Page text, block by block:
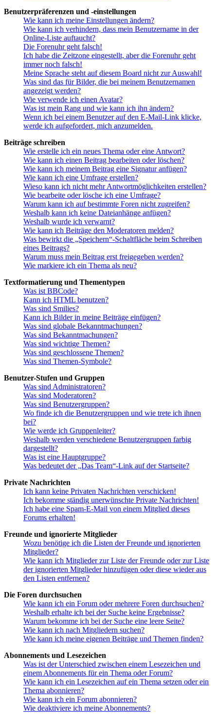
Benutzerpräferenzen und -einstellungen
Wie kann ich meine Einstellungen ändern?
Wie kann ich verhindern, dass mein Benutzername in der
Online-Liste auftaucht?
Die Forenuhr geht falsch!
Ich habe die Zeitzone eingestellt, aber die Forenuhr geht
immer noch falsch!
Meine Sprache steht auf diesem Board nicht zur Auswahl!
Was sind das für Bilder, die bei meinem Benutzernamen
angezeigt werden?
Wie verwende ich einen Avatar?
Was ist mein Rang und wie kann ich ihn ändern?
Wenn ich bei einem Benutzer auf den E-Mail-Link klicke,
werde ich aufgefordert, mich anzumelden.
Beiträge schreiben
Wie erstelle ich ein neues Thema oder eine Antwort?
Wie kann ich einen Beitrag bearbeiten oder löschen?
Wie kann ich meinem Beitrag eine Signatur anfügen?
Wie kann ich eine Umfrage erstellen?
Wieso kann ich nicht mehr Antwortmöglichkeiten erstellen?
Wie bearbeite oder lösche ich eine Umfrage?
Warum kann ich auf bestimmte Foren nicht zugreifen?
Weshalb kann ich keine Dateianhänge anfügen?
Weshalb wurde ich verwarnt?
Wie kann ich Beiträge den Moderatoren melden?
Was bewirkt die „Speichern“-Schaltfläche beim Schreiben
eines Beitrags?
Warum muss mein Beitrag erst freigegeben werden?
Wie markiere ich ein Thema als neu?
Textformatierung und Thementypen
Was ist BBCode?
Kann ich HTML benutzen?
Was sind Smilies?
Kann ich Bilder in meine Beiträge einfügen?
Was sind globale Bekanntmachungen?
Was sind Bekanntmachungen?
Was sind wichtige Themen?
Was sind geschlossene Themen?
Was sind Themen-Symbole?
Benutzer-Stufen und Gruppen
Was sind Administratoren?
Was sind Moderatoren?
Was sind Benutzergruppen?
Wo finde ich die Benutzergruppen und wie trete ich ihnen
bei?
Wie werde ich Gruppenleiter?
Weshalb werden verschiedene Benutzergruppen farbig
dargestellt?
Was ist eine Hauptgruppe?
Was bedeutet der „Das Team“-Link auf der Startseite?
Private Nachrichten
Ich kann keine Privaten Nachrichten verschicken!
Ich bekomme ständig unerwünschte Private Nachrichten!
Ich habe eine Spam-E-Mail von einem Mitglied dieses
Forums erhalten!
Freunde und ignorierte Mitglieder
Wozu benötige ich die Listen der Freunde und ignorierten
Mitglieder?
Wie kann ich Mitglieder zur Liste der Freunde oder zur Liste
der ignorierten Mitglieder hinzufügen oder diese wieder aus
den Listen entfernen?
Die Foren durchsuchen
Wie kann ich ein Forum oder mehrere Foren durchsuchen?
Weshalb erhalte ich bei der Suche keine Ergebnisse?
Warum bekomme ich bei der Suche eine leere Seite?
Wie kann ich nach Mitgliedern suchen?
Wie kann ich meine eigenen Beiträge und Themen finden?
Abonnements und Lesezeichen
Was ist der Unterschied zwischen einem Lesezeichen und
einem Abonnements für ein Thema oder Forum?
Wie kann ich ein Lesezeichen auf ein Thema setzen oder ein
Thema abonnieren?
Wie kann ich ein Forum abonnieren?
Wie deaktiviere ich meine Abonnements?